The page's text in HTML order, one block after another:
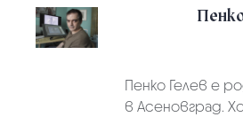
Пенко Гелев е
в Асеновград.